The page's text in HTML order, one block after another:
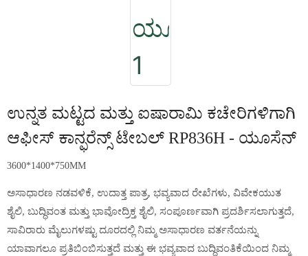
ಉನ್ನತ ಮಟ್ಟದ ಮತ್ತು ಐಷಾರಾಮಿ ಕಚೇರಿಗಳಿಗಾಗಿ
ಆಫೀಸ್ ಕಾನ್ಫರೆನ್ಸ್ ಟೇಬಲ್ RP836H - ಯೂಸೆನ್
3600*1400*750MM
ಅಸಾಧಾರಣ ನಡವಳಿಕೆ, ಉದಾತ್ತ ಪಾತ್ರ, ಭವ್ಯವಾದ ರೇಖೆಗಳು, ವಿವೇಕಯುತ
ಶೈಲಿ, ಬುದ್ಧಿವಂತ ಮತ್ತು ಭಾವೋದ್ರಿಕ್ತ ಶೈಲಿ, ಸಂಪೂರ್ಣವಾಗಿ ಪ್ರದರ್ಶಿಸಲಾಗುತ್ತದೆ,
ಸಾವಿರಾರು ಮೈಲುಗಳಷ್ಟು ದೂರದಲ್ಲಿ ನಿಮ್ಮ ಅಸಾಧಾರಣ ವರ್ತನೆಯನ್ನು
ಯಾವಾಗಲೂ ಪ್ರತಿಬಿಂಬಿಸುತ್ತದೆ ಮತ್ತು ಈ ಭವ್ಯವಾದ ಬುದ್ಧಿವಂತಿಕೆಯಿಂದ ನಿಮ್ಮ